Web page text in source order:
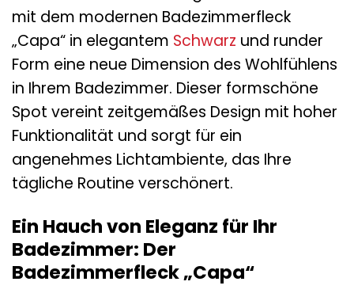
mit dem modernen Badezimmerfleck
„Capa“ in elegantem Schwarz und runder
Form eine neue Dimension des Wohlfühlens
in Ihrem Badezimmer. Dieser formschöne
Spot vereint zeitgemäßes Design mit hoher
Funktionalität und sorgt für ein
angenehmes Lichtambiente, das Ihre
tägliche Routine verschönert.
Ein Hauch von Eleganz für Ihr
Badezimmer: Der
Badezimmerfleck „Capa“